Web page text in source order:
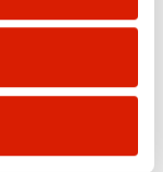
(528,5 KB) PDF
(479,4 KB) PDF